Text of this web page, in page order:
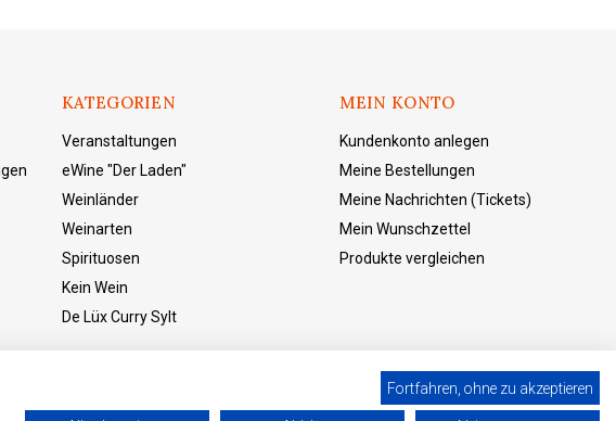
KATEGORIEN
Veranstaltungen
eWine "Der Laden"
Weinländer
Weinarten
Spirituosen
Kein Wein
De Lüx Curry Sylt
MEIN KONTO
Kundenkonto anlegen
Meine Bestellungen
Meine Nachrichten (Tickets)
Mein Wunschzettel
Produkte vergleichen
Fortfahren, ohne zu akzeptieren